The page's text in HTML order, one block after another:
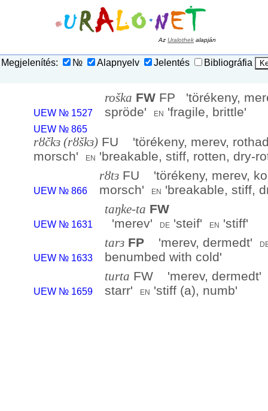
Az Uralothek alapján
Megjelenítés: № Alapnyelv Jelentés Bibliográfia
UEW № 1527
roška FW FP 'törékeny,
spröde' en 'fragile, brittle'
UEW № 865
rȣčkɜ (rȣškɜ) FU 'törékeny, merev,
morsch' en 'breakable, stiff, rotten, dry-
UEW № 866
rȣtɜ FU 'törékeny, merev,
morsch' en 'breakable, stiff,
UEW № 1631
taŋke-ta FW
'merev' de 'steif' en 'stiff'
UEW № 1633
tarɜ FP 'merev, dermedt'
benumbed with cold'
UEW № 1659
turta FW 'merev, dermedt'
starr' en 'stiff (a), numb'